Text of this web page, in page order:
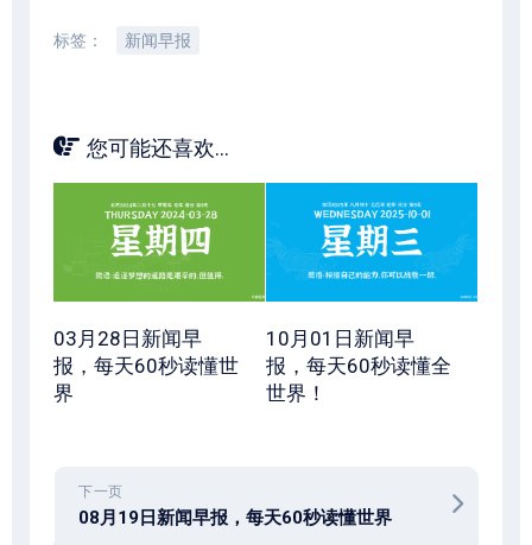
标签： 新闻早报
您可能还喜欢...
03月28日新闻早
报，每天60秒读懂世
界
10月01日新闻早
报，每天60秒读懂全
世界！
下一页
08月19日新闻早报，每天60秒读懂世界